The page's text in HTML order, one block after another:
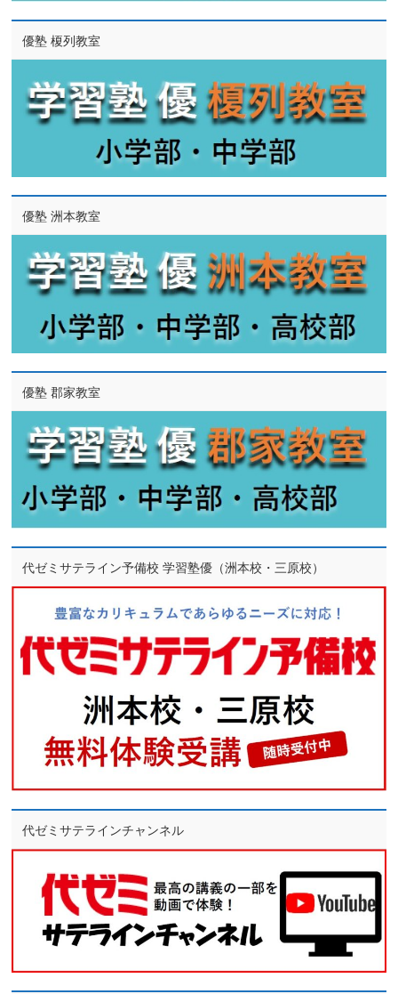
優塾 榎列教室
優塾 洲本教室
優塾 郡家教室
代ゼミサテライン予備校 学習塾優（洲本校・三原校）
代ゼミサテラインチャンネル